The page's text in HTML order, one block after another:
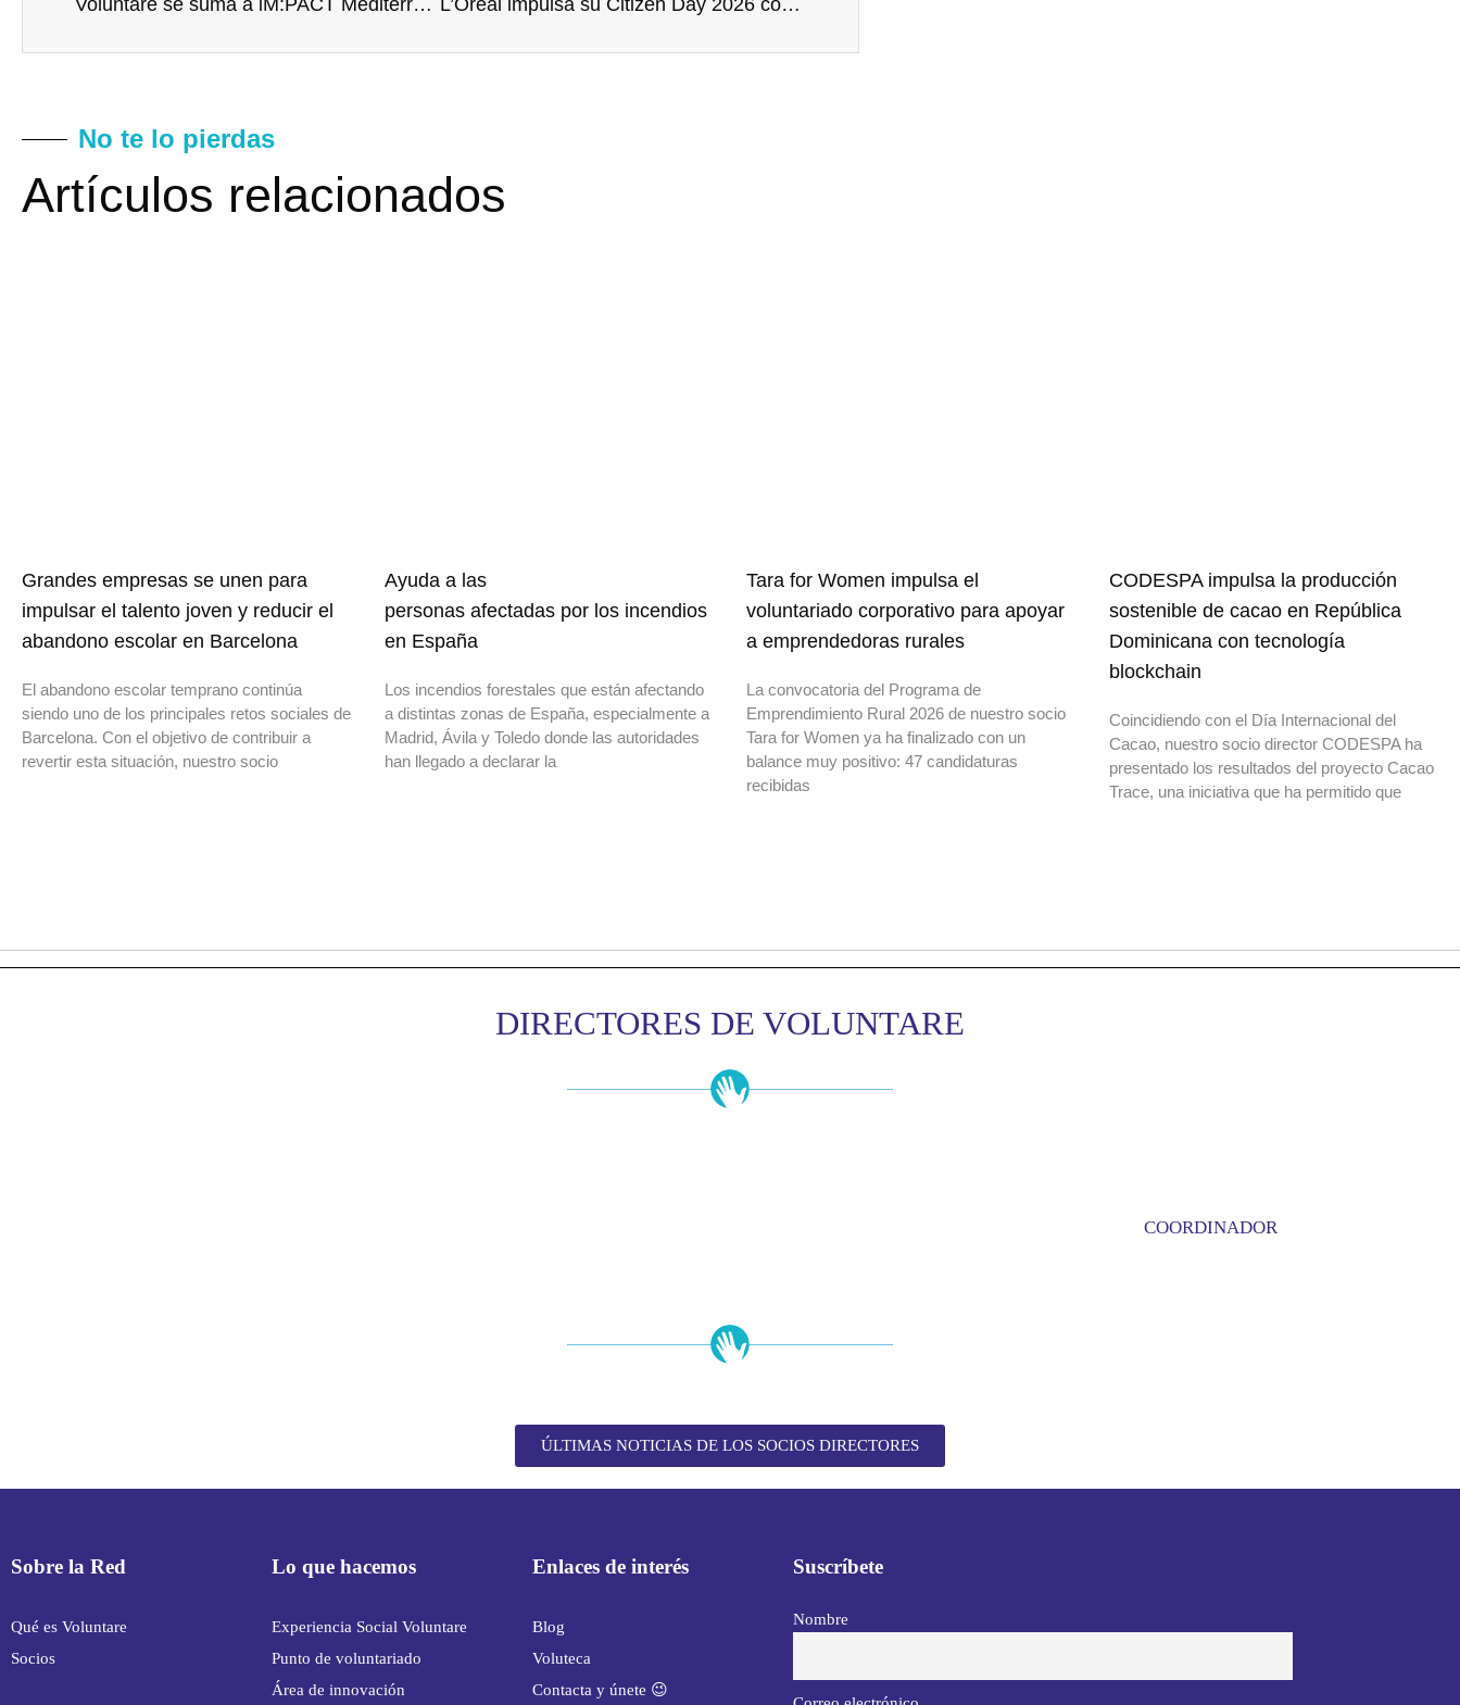
Voluntare se suma a iM:PACT Mediterráneo, la inicitiva de Fundación Empresa y Sociedad L’Oréal impulsa su Citizen Day 2026 con más de 700 personas voluntarias y doble impacto social en Madrid
No te lo pierdas
Artículos relacionados
Grandes empresas se unen para
impulsar el talento joven y reducir el
abandono escolar en Barcelona
El abandono escolar temprano continúa
siendo uno de los principales retos sociales de
Barcelona. Con el objetivo de contribuir a
revertir esta situación, nuestro socio
Ayuda a las
personas afectadas por los incendios
en España
Los incendios forestales que están afectando
a distintas zonas de España, especialmente a
Madrid, Ávila y Toledo donde las autoridades
han llegado a declarar la
Tara for Women impulsa el
voluntariado corporativo para apoyar
a emprendedoras rurales
La convocatoria del Programa de
Emprendimiento Rural 2026 de nuestro socio
Tara for Women ya ha finalizado con un
balance muy positivo: 47 candidaturas
recibidas
CODESPA impulsa la producción
sostenible de cacao en República
Dominicana con tecnología
blockchain
Coincidiendo con el Día Internacional del
Cacao, nuestro socio director CODESPA ha
presentado los resultados del proyecto Cacao
Trace, una iniciativa que ha permitido que
DIRECTORES DE VOLUNTARE
COORDINADOR
ÚLTIMAS NOTICIAS DE LOS SOCIOS DIRECTORES
Sobre la Red
Qué es Voluntare
Socios
Lo que hacemos
Experiencia Social Voluntare
Punto de voluntariado
Área de innovación
Enlaces de interés
Blog
Voluteca
Contacta y únete 😉
Suscríbete
Nombre